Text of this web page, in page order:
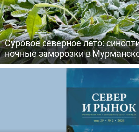
Суровое северное лето:
ночные заморозки в